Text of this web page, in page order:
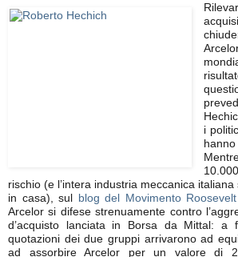
i
rischio (e l’intera industria meccanica
in casa), sul
blog del Movimento Roosevelt
Arcelor si difese strenuamente contro
d’acquisto lanciata in Borsa da Mittal: a
quotazioni dei due gruppi arrivarono ad
ad assorbire Arcelor per un valore di